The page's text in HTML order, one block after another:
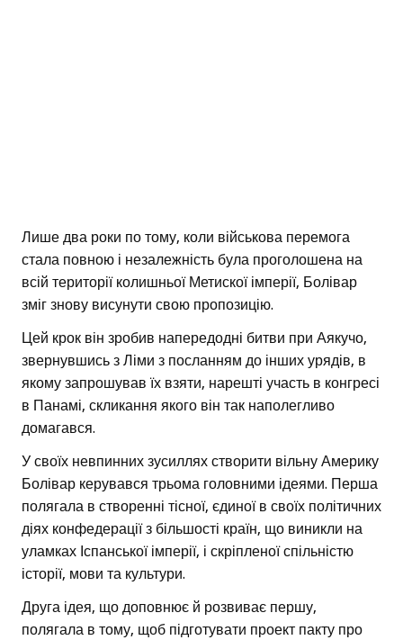
Лише два роки по тому, коли військова перемога
стала повною і незалежність була проголошена на
всій території колишньої Метискої імперії, Болівар
зміг знову висунути свою пропозицію.
Цей крок він зробив напередодні битви при Аякучо,
звернувшись з Ліми з посланням до інших урядів, в
якому запрошував їх взяти, нарешті участь в конгресі
в Панамі, скликання якого він так наполегливо
домагався.
У своїх невпинних зусиллях створити вільну Америку
Болівар керувався трьома головними ідеями. Перша
полягала в створенні тісної, єдиної в своїх політичних
діях конфедерації з більшості країн, що виникли на
уламках Іспанської імперії, і скріпленої спільністю
історії, мови та культури.
Друга ідея, що доповнює й розвиває першу,
полягала в тому, щоб підготувати проект пакту про